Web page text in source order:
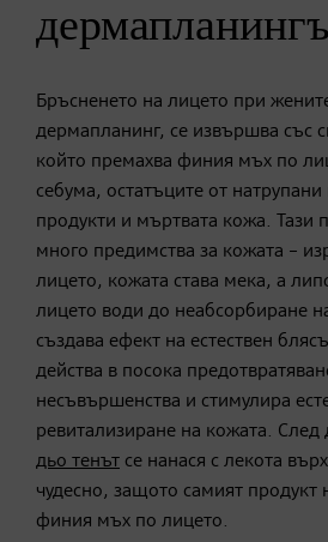
Бръсненето на лицето при
дермапланинг, се извършва със
който премахва финия мъх по
себума, остатъците от
продукти и мъртвата кожа. Тази
много предимства за кожата –
лицето, кожата става мека, а
лицето води до неабсорбиране
създава ефект на естествен
действа в посока
несъвършенства и стимулира
ревитализиране на кожата. След
дьо тенът се нанася с лекота
чудесно, защото самият продукт
финия мъх по лицето.